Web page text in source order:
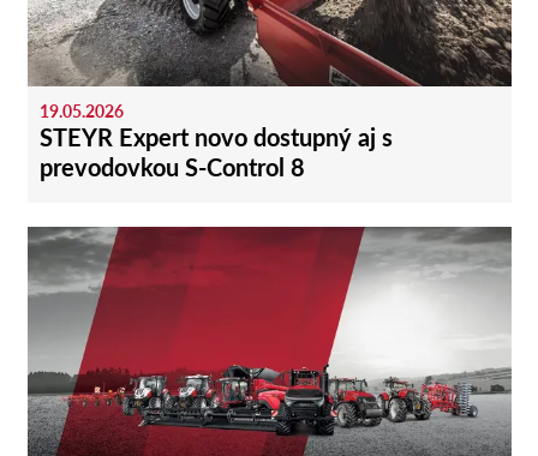
19.05.2026
STEYR Expert novo dostupný aj s
prevodovkou S-Control 8